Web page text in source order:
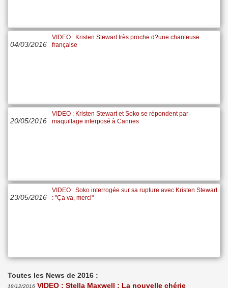
04/03/2016
VIDEO : Kristen Stewart très proche d?une chanteuse
française
20/05/2016
VIDEO : Kristen Stewart et Soko se répondent par
maquillage interposé à Cannes
23/05/2016
VIDEO : Soko interrogée sur sa rupture avec Kristen Stewart
: "Ça va, merci"
Toutes les News de 2016 :
18/12/2016 VIDEO : Stella Maxwell : La nouvelle chérie